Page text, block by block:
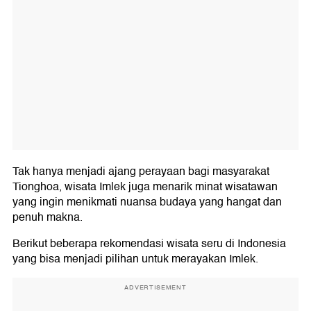
Tak hanya menjadi ajang perayaan bagi masyarakat
Tionghoa, wisata Imlek juga menarik minat wisatawan
yang ingin menikmati nuansa budaya yang hangat dan
penuh makna.
Berikut beberapa rekomendasi wisata seru di Indonesia
yang bisa menjadi pilihan untuk merayakan Imlek.
ADVERTISEMENT